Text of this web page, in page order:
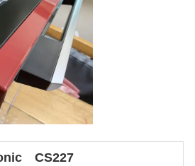
CS227